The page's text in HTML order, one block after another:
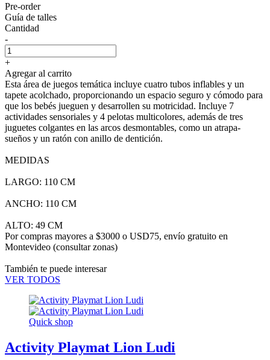
Pre-order
Guía de talles
Cantidad
-
+
Agregar al carrito
Esta área de juegos temática incluye cuatro tubos inflables y un
tapete acolchado, proporcionando un espacio seguro y cómodo para
que los bebés jueguen y desarrollen su motricidad. Incluye 7
actividades sensoriales y 4 pelotas multicolores, además de tres
juguetes colgantes en las arcos desmontables, como un atrapa-
sueños y un ratón con anillo de dentición.
MEDIDAS
LARGO: 110 CM
ANCHO: 110 CM
ALTO: 49 CM
Por compras mayores a $3000 o USD75, envío gratuito en
Montevideo (consultar zonas)
También te puede interesar
VER TODOS
Quick shop
Activity Playmat Lion Ludi